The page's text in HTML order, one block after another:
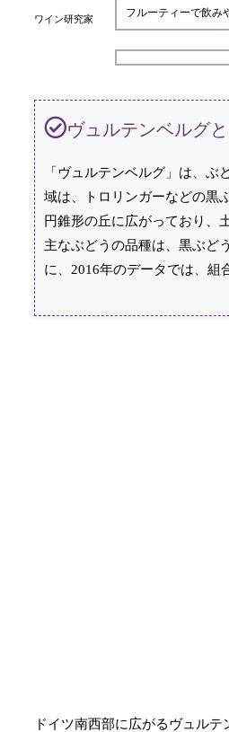
ワイン研究家 フルーティーで飲み
ヴュルテンベルグと
「ヴュルテンベルグ」は、
域は、トロリンガーなどの黒
円錐形の丘に広がっており、
主なぶどうの品種は、黒ぶど
に、2016年のデータでは、組
ドイツ南西部に広がるヴュル